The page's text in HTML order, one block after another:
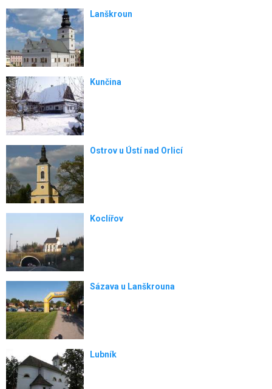
Lanškroun
Kunčina
Ostrov u Ústí nad Orlicí
Koclířov
Sázava u Lanškrouna
Lubník